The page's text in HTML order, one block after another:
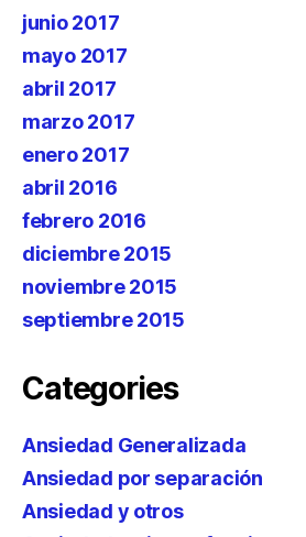
junio 2017
mayo 2017
abril 2017
marzo 2017
enero 2017
abril 2016
febrero 2016
diciembre 2015
noviembre 2015
septiembre 2015
Categories
Ansiedad Generalizada
Ansiedad por separación
Ansiedad y otros